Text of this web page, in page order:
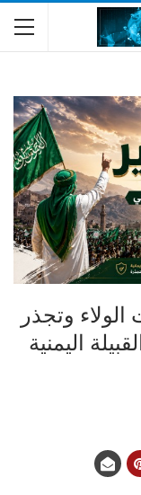
وتجذر
اليمنية